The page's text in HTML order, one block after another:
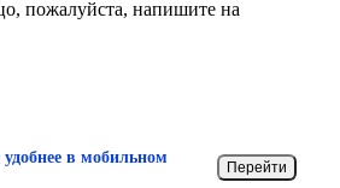
пожалуйста, напишите на
в мобильном
Перейти